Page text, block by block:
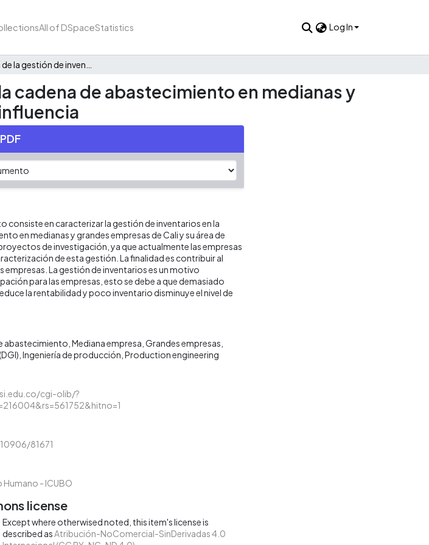
All of DSpaceStatistics Log In
cadena de abastecimiento en medianas y
consiste en caracterizar la gestión de inventarios en la
en medianas y grandes empresas de Cali y su área de
de investigación, ya que actualmente las empresas
de esta gestión. La finalidad es contribuir al
empresas. La gestión de inventarios es un motivo
para las empresas, esto se debe a que demasiado
la rentabilidad y poco inventario disminuye el nivel de
abastecimiento Mediana empresa Grandes empresas
Ingeniería de producción Production engineering
cgi-olib/?
81671
- ICUBO
license
Except where otherwised noted, this item's license is
described as Atribución-NoComercial-SinDerivadas 4.0